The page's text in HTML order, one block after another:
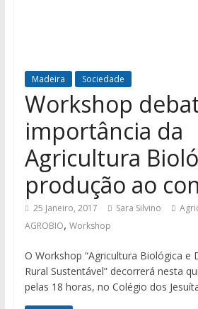
Madeira Sociedade
Workshop
importância da
Agricultura
produção ao
25 Janeiro, 2017 Sara Silvino
AGROBIO, Workshop
O Workshop “Agricultura Biológica e
Rural Sustentável” decorrerá nesta
pelas 18 horas, no Colégio dos